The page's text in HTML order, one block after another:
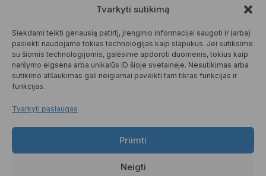
Tvarkyti sutikimą
Siekdami teikti geriausią patirtį, įrenginio informacijai saugoti ir (arba)
pasiekti naudojame tokias technologijas kaip slapukus. Jei sutiksime
su šiomis technologijomis, galėsime apdoroti duomenis, tokius kaip
naršymo elgsena arba unikalūs ID šioje svetainėje. Nesutikimas arba
sutikimo atšaukimas gali neigiamai paveikti tam tikras funkcijas ir
funkcijas.
Tvarkyti paslaugas
Priimti
Neigti
09:00 - 19:00
draugiškos tiek
Jums, tiek
gamtai.
DAUGIAU
© 2025 Pickcartline.com. Visos
teisės saugomos.